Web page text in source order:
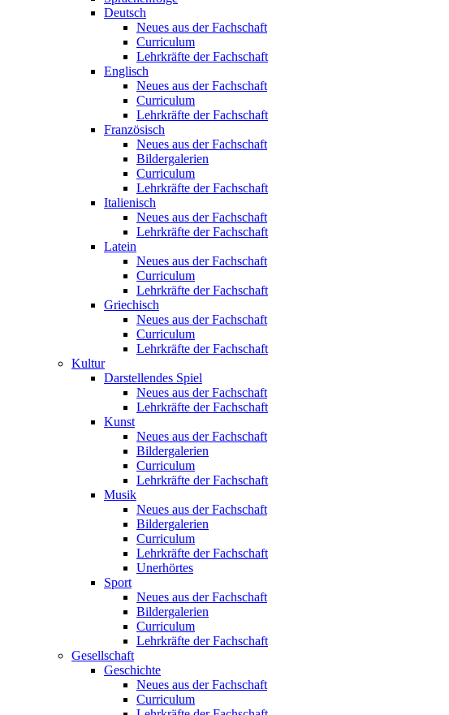
Deutsch
Neues aus der Fachschaft
Curriculum
Lehrkräfte der Fachschaft
Englisch
Neues aus der Fachschaft
Curriculum
Lehrkräfte der Fachschaft
Französisch
Neues aus der Fachschaft
Bildergalerien
Curriculum
Lehrkräfte der Fachschaft
Italienisch
Neues aus der Fachschaft
Lehrkräfte der Fachschaft
Latein
Neues aus der Fachschaft
Curriculum
Lehrkräfte der Fachschaft
Griechisch
Neues aus der Fachschaft
Curriculum
Lehrkräfte der Fachschaft
Kultur
Darstellendes Spiel
Neues aus der Fachschaft
Lehrkräfte der Fachschaft
Kunst
Neues aus der Fachschaft
Bildergalerien
Curriculum
Lehrkräfte der Fachschaft
Musik
Neues aus der Fachschaft
Bildergalerien
Curriculum
Lehrkräfte der Fachschaft
Unerhörtes
Sport
Neues aus der Fachschaft
Bildergalerien
Curriculum
Lehrkräfte der Fachschaft
Gesellschaft
Geschichte
Neues aus der Fachschaft
Curriculum